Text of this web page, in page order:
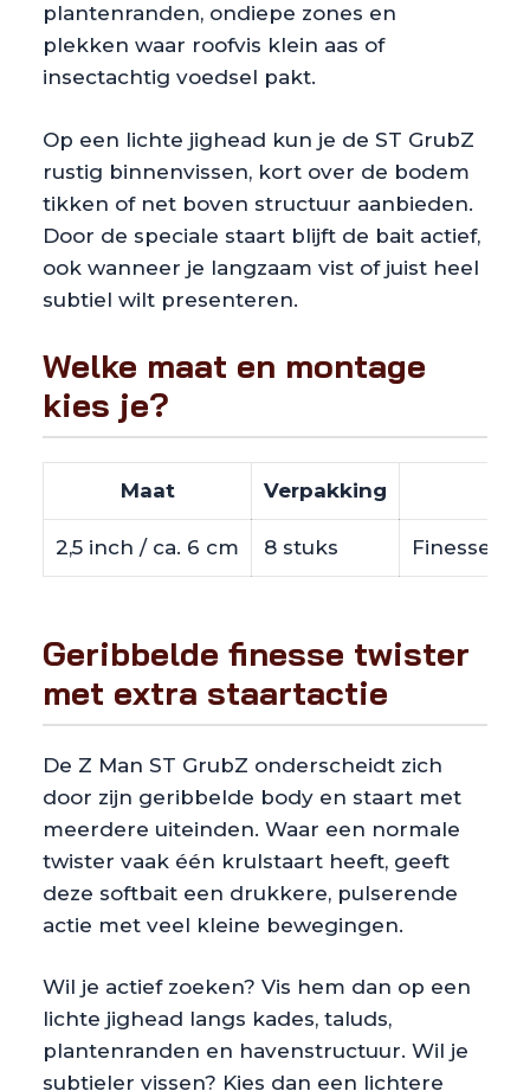
plantenranden, ondiepe zones en
plekken waar roofvis klein aas of
insectachtig voedsel pakt.
Op een lichte jighead kun je de ST GrubZ
rustig binnenvissen, kort over de bodem
tikken of net boven structuur aanbieden.
Door de speciale staart blijft de bait actief,
ook wanneer je langzaam vist of juist heel
subtiel wilt presenteren.
Welke maat en montage
kies je?
Maat Verpakking
2,5 inch / ca. 6 cm 8 stuks Finesse
Geribbelde finesse twister
met extra staartactie
De Z Man ST GrubZ onderscheidt zich
door zijn geribbelde body en staart met
meerdere uiteinden. Waar een normale
twister vaak één krulstaart heeft, geeft
deze softbait een drukkere, pulserende
actie met veel kleine bewegingen.
Wil je actief zoeken? Vis hem dan op een
lichte jighead langs kades, taluds,
plantenranden en havenstructuur. Wil je
subtieler vissen? Kies dan een lichtere